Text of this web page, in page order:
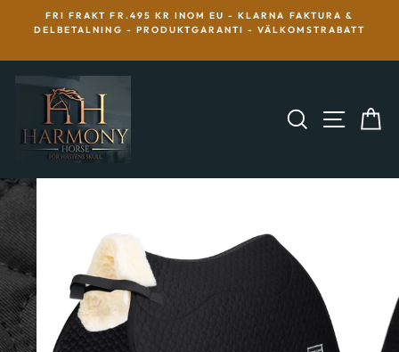
INOM EU - KLARNA FAKTURA &
- VÄLKOMSTRABATT
VÄLKOMMEN TILL
CHRISTS